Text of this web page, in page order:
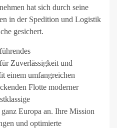
hat sich durch seine
in der Spedition und Logistik
gesichert.
Zuverlässigkeit und
einem umfangreichen
Flotte moderner
Europa an. Ihre Mission
und optimierte